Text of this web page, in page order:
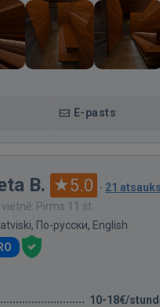
E-pasts
B. 5.0 · 21
vietnē: Pirms 11 st.
По-русски, English
10-18€/